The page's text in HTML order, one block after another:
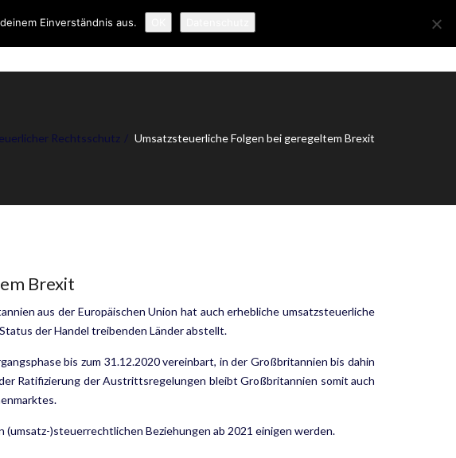
NEWS KONTAKT
Rechtsschutz Umsatzsteuerliche Folgen bei geregeltem Brexit
Brexit
aus der Europäischen Union hat auch erhebliche umsatzsteuerliche
der Handel treibenden Länder abstellt.
bis zum 31.12.2020 vereinbart, in der Großbritannien bis dahin
Ratifizierung der Austrittsregelungen bleibt Großbritannien somit auch
)steuerrechtlichen Beziehungen ab 2021 einigen werden.
Einverständnis aus.